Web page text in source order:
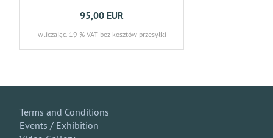
95,00 EUR
wliczając. 19 % VAT bez kosztów przesyłki
Terms and Conditions
Events / Exhibition